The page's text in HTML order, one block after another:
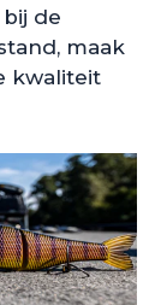
de
maak
kwaliteit